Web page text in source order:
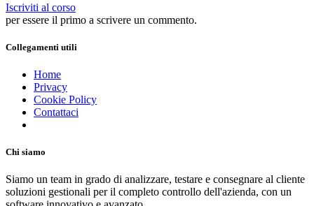
Iscriviti al corso
per essere il primo a scrivere un commento.
Collegamenti utili
Home
Privacy
Cookie Policy
Contattaci
Chi siamo
Siamo un team in grado di analizzare, testare e consegnare al cliente
soluzioni gestionali per il completo controllo dell'azienda, con un